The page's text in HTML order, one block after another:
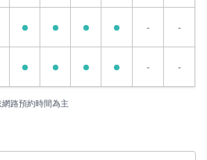
- -
- -
路預約時間為主